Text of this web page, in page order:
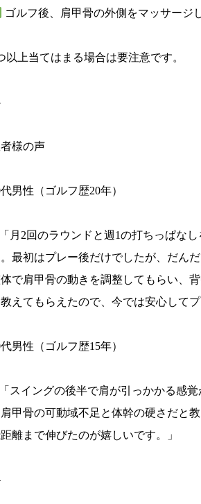
ゴルフ後、肩甲骨の外側をマッサージ
以上当てはまる場合は要注意です。
様の声
男性（ゴルフ歴20年）
月2回のラウンドと週1の打ちっぱな
最初はプレー後だけでしたが、だん
で肩甲骨の動きを調整してもらい、
えてもらえたので、今では安心してプ
男性（ゴルフ歴15年）
スイングの後半で肩が引っかかる感
甲骨の可動域不足と体幹の硬さだと
離まで伸びたのが嬉しいです。」